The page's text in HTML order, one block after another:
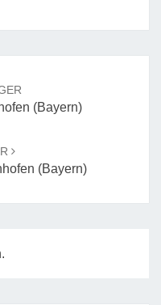
(Bayern)
(Bayern)